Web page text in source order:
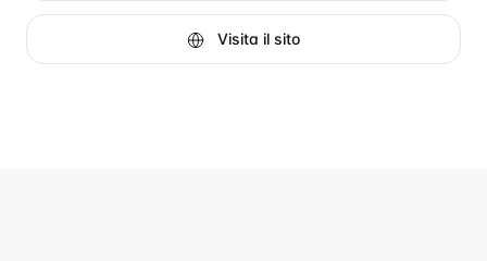
Visita il sito